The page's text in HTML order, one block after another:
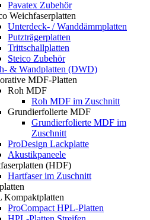
Pavatex Zubehör
Weichfaserplatten
Unterdeck- / Wanddämmplatten
Putzträgerplatten
Trittschallplatten
Steico Zubehör
& Wandplatten (DWD)
MDF-Platten
Roh MDF
Roh MDF im Zuschnitt
Grundierfolierte MDF
Grundierfolierte MDF im
Zuschnitt
ProDesign Lackplatte
Akustikpaneele
(HDF)
Hartfaser im Zuschnitt
Kompaktplatten
ProCompact HPL-Platten